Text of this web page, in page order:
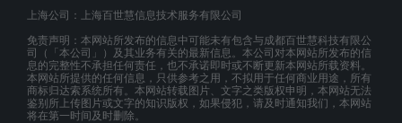
上海公司：上海百世慧信息技术服务有限公司
免责声明：本网站所发布的信息中可能未有包含与成都百世慧科技有限公
司（「本公司」）及其业务有关的最新信息。本公司对本网站所发布的信
息的完整性不承担任何责任，也不承诺即时或不断更新本网站所载资料。
本网站所提供的任何信息，只供参考之用，不拟用于任何商业用途，所有
商标归达索系统所有。本网站转载图片、文字之类版权申明，本网站无法
鉴别所上传图片或文字的知识版权，如果侵犯，请及时通知我们，本网站
将在第一时间及时删除。